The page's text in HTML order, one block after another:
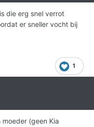
die erg snel verrot
er sneller vocht bij
1
(geen Kia